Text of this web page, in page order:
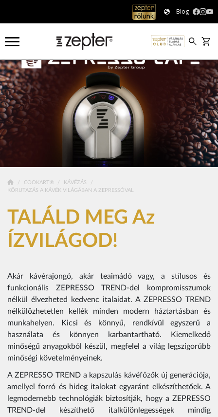
Blog
COOKART®
KÁVÉZÁS
KÖRUTAZÁS A KÁVÉK VILÁGÁBAN A ZEPRESSÓVAL
TALÁLD MEG Az
ÍZVILÁGOD!
Akár kávérajongó, akár teaimádó vagy, a stílusos és
funkcionális ZEPRESSO TREND-del kompromisszumok
nélkül élvezheted kedvenc italaidat. A ZEPRESSO TREND
nélkülözhetetlen kellék minden modern háztartásban és
munkahelyen. Kicsi és könnyű, rendkívül egyszerű a
használata és könnyen karbantartható. Kiemelkedő
minőségű anyagokból készül, megfelel a világ legszigorúbb
minőségi követelményeinek.
A ZEPRESSO TREND a kapszulás kávéfőzők új generációja,
amellyel forró és hideg italokat egyaránt elkészíthetőek. A
legmodernebb technológiák biztosítják, hogy a ZEPRESSO
TREND-del készíthető italkülönlegességek mindig